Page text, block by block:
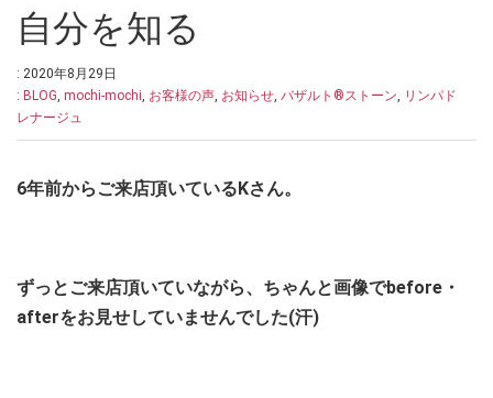
自分を知る
: 2020年8月29日
: BLOG, mochi-mochi, お客様の声, お知らせ, バザルト®ストーン, リンパド
レナージュ
6年前からご来店頂いているKさん。
ずっとご来店頂いていながら、ちゃんと画像でbefore・
afterをお見せしていませんでした(汗)